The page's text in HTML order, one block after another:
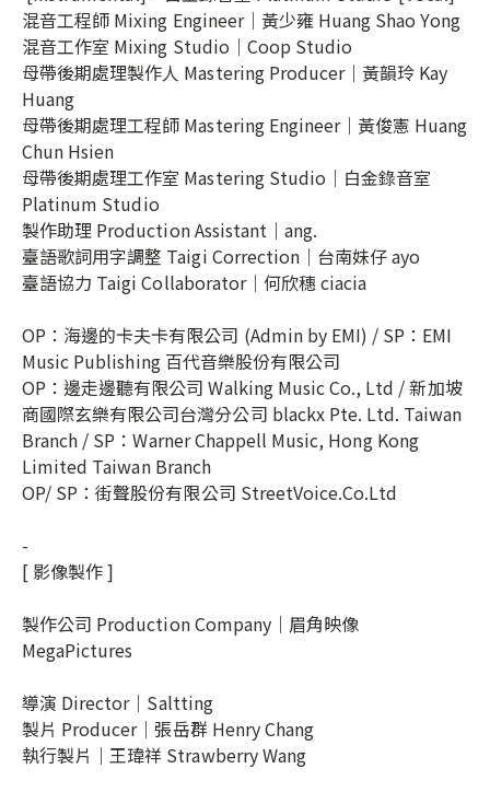
混音工程師 Mixing Engineer｜黃少雍 Huang Shao Yong
混音工作室 Mixing Studio｜Coop Studio
母帶後期處理製作人 Mastering Producer｜黃韻玲 Kay
Huang
母帶後期處理工程師 Mastering Engineer｜黃俊憲 Huang
Chun Hsien
母帶後期處理工作室 Mastering Studio｜白金錄音室
Platinum Studio
製作助理 Production Assistant｜ang.
臺語歌詞用字調整 Taigi Correction｜台南妹仔 ayo
臺語協力 Taigi Collaborator｜何欣穗 ciacia
OP：海邊的卡夫卡有限公司 (Admin by EMI) / SP：EMI
Music Publishing 百代音樂股份有限公司
OP：邊走邊聽有限公司 Walking Music Co., Ltd / 新加坡
商國際玄樂有限公司台灣分公司 blackx Pte. Ltd. Taiwan
Branch / SP：Warner Chappell Music, Hong Kong
Limited Taiwan Branch
OP/ SP：街聲股份有限公司 StreetVoice.Co.Ltd
-
[ 影像製作 ]
製作公司 Production Company｜眉角映像
MegaPictures
導演 Director｜Saltting
製片 Producer｜張岳群 Henry Chang
執行製片｜王瑋祥 Strawberry Wang